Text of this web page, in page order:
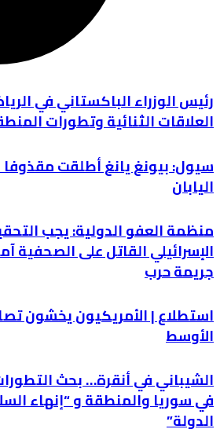
رئيس الوزراء الباكستاني في
العلاقات الثنائية وتطورات
سيول: بيونغ يانغ أطلقت مقذوفا
اليابان
منظمة العفو الدولية: يجب
الإسرائيلي القاتل على الصحفية
جريمة حرب
استطلاع | الأمريكيون يخشون
الأوسط
الشيباني في أنقرة… بحث
في سوريا والمنطقة و “إنهاء
الدولة”